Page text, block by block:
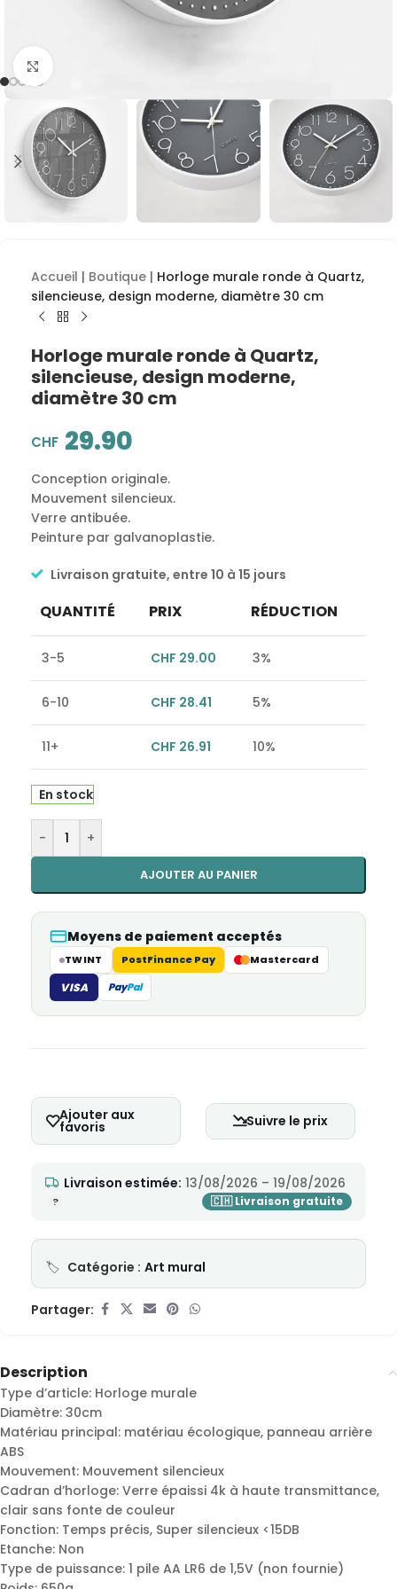
Accueil | Boutique | Horloge murale ronde à Quartz,
silencieuse, design moderne, diamètre 30 cm
Horloge murale ronde à Quartz,
silencieuse, design moderne,
diamètre 30 cm
CHF 29.90
Conception originale.
Mouvement silencieux.
Verre antibuée.
Peinture par galvanoplastie.
Livraison gratuite, entre 10 à 15 jours
QUANTITÉ PRIX RÉDUCTION
3-5 CHF 29.00 3%
6-10 CHF 28.41 5%
11+ CHF 26.91 10%
En stock
- +
AJOUTER AU PANIER
Alternative:
Moyens de paiement acceptés
TWINT PostFinance Pay Mastercard
VISA PayPal
Ajouter aux
favoris Suivre le prix
Livraison estimée: 13/08/2026 – 19/08/2026
Catégorie : Art mural
Partager:
Description
Type d’article: Horloge murale
Diamètre: 30cm
Matériau principal: matériau écologique, panneau arrière
ABS
Mouvement: Mouvement silencieux
Cadran d’horloge: Verre épaissi 4k à haute transmittance,
clair sans fonte de couleur
Fonction: Temps précis, Super silencieux <15DB
Etanche: Non
Type de puissance: 1 pile AA LR6 de 1,5V (non fournie)